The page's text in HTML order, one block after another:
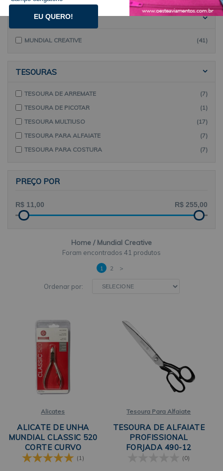
MARCAS
MUNDIAL CREATIVE (41)
TESOURAS
TESOURA DE ARREMATE
(7)
TESOURA DE PICOTAR
(1)
TESOURA MULTIUSO
(17)
TESOURA PARA ALFAIATE
(7)
TESOURA PARA COSTURA
(7)
PREÇO POR
Home Mundial Creative
41 produtos
Ordenar por:
1 2 >
Alicates
ALICATE DE UNHA
MUNDIAL CLASSIC 520
CORTE CURVO
(1)
Tesoura Para Alfaiate
TESOURA DE ALFAIATE
PROFISSIONAL
FORJADA 490-12
(0)
EU QUERO!